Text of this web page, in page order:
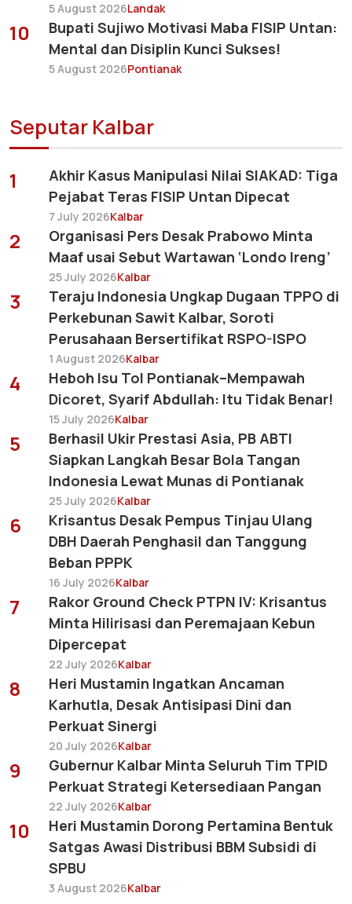
5 August 2026Landak
10
Bupati Sujiwo Motivasi Maba FISIP Untan:
Mental dan Disiplin Kunci Sukses!
5 August 2026Pontianak
Seputar Kalbar
1
Akhir Kasus Manipulasi Nilai SIAKAD: Tiga
Pejabat Teras FISIP Untan Dipecat
7 July 2026Kalbar
2
Organisasi Pers Desak Prabowo Minta
Maaf usai Sebut Wartawan ‘Londo Ireng’
25 July 2026Kalbar
3
Teraju Indonesia Ungkap Dugaan TPPO di
Perkebunan Sawit Kalbar, Soroti
Perusahaan Bersertifikat RSPO-ISPO
1 August 2026Kalbar
4
Heboh Isu Tol Pontianak–Mempawah
Dicoret, Syarif Abdullah: Itu Tidak Benar!
15 July 2026Kalbar
5
Berhasil Ukir Prestasi Asia, PB ABTI
Siapkan Langkah Besar Bola Tangan
Indonesia Lewat Munas di Pontianak
25 July 2026Kalbar
6
Krisantus Desak Pempus Tinjau Ulang
DBH Daerah Penghasil dan Tanggung
Beban PPPK
16 July 2026Kalbar
7
Rakor Ground Check PTPN IV: Krisantus
Minta Hilirisasi dan Peremajaan Kebun
Dipercepat
22 July 2026Kalbar
8
Heri Mustamin Ingatkan Ancaman
Karhutla, Desak Antisipasi Dini dan
Perkuat Sinergi
20 July 2026Kalbar
9
Gubernur Kalbar Minta Seluruh Tim TPID
Perkuat Strategi Ketersediaan Pangan
22 July 2026Kalbar
10
Heri Mustamin Dorong Pertamina Bentuk
Satgas Awasi Distribusi BBM Subsidi di
SPBU
3 August 2026Kalbar